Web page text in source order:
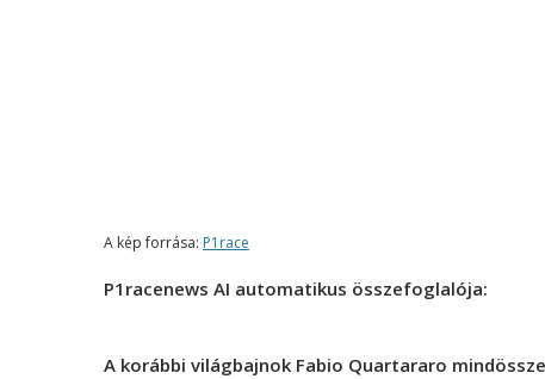
A kép forrása: P1race
P1racenews AI automatikus összefoglalója:
A korábbi világbajnok Fabio Quartararo